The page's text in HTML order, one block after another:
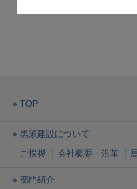
TOP
黒須建設について
ご挨拶 会社概要・沿革
部門紹介